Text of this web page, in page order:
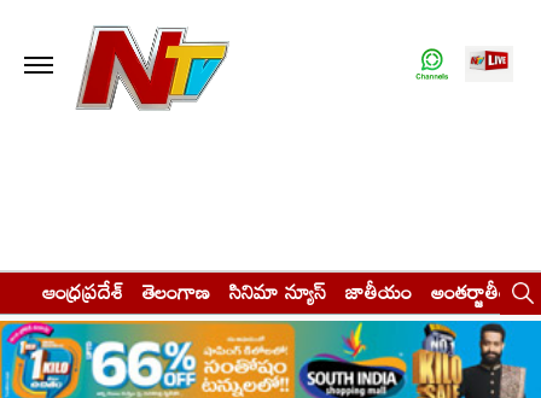
ఆంధ్రప్రదేశ్ తెలంగాణ సినిమా న్యూస్ జాతీయం అంతర్జాతీయం